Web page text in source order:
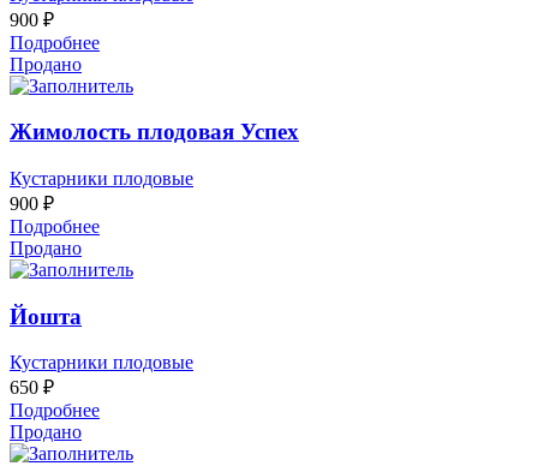
900 ₽
Подробнее
Продано
Жимолость плодовая Успех
Кустарники плодовые
900 ₽
Подробнее
Продано
Йошта
Кустарники плодовые
650 ₽
Подробнее
Продано